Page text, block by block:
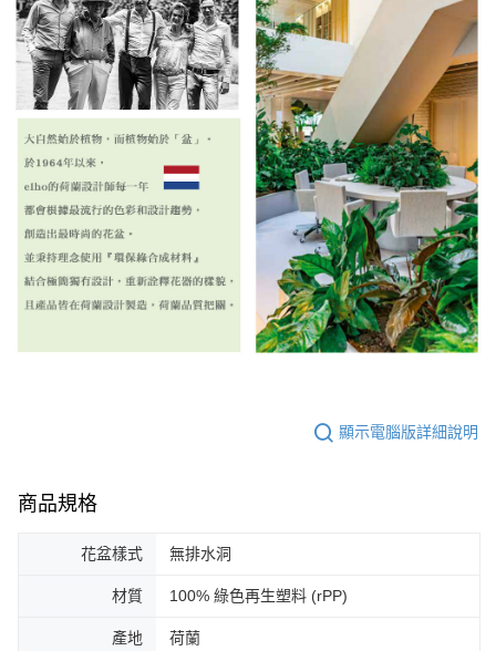
顯示電腦版詳細說明
商品規格
花盆樣式 無排水洞
材質 100% 綠色再生塑料 (rPP)
產地 荷蘭